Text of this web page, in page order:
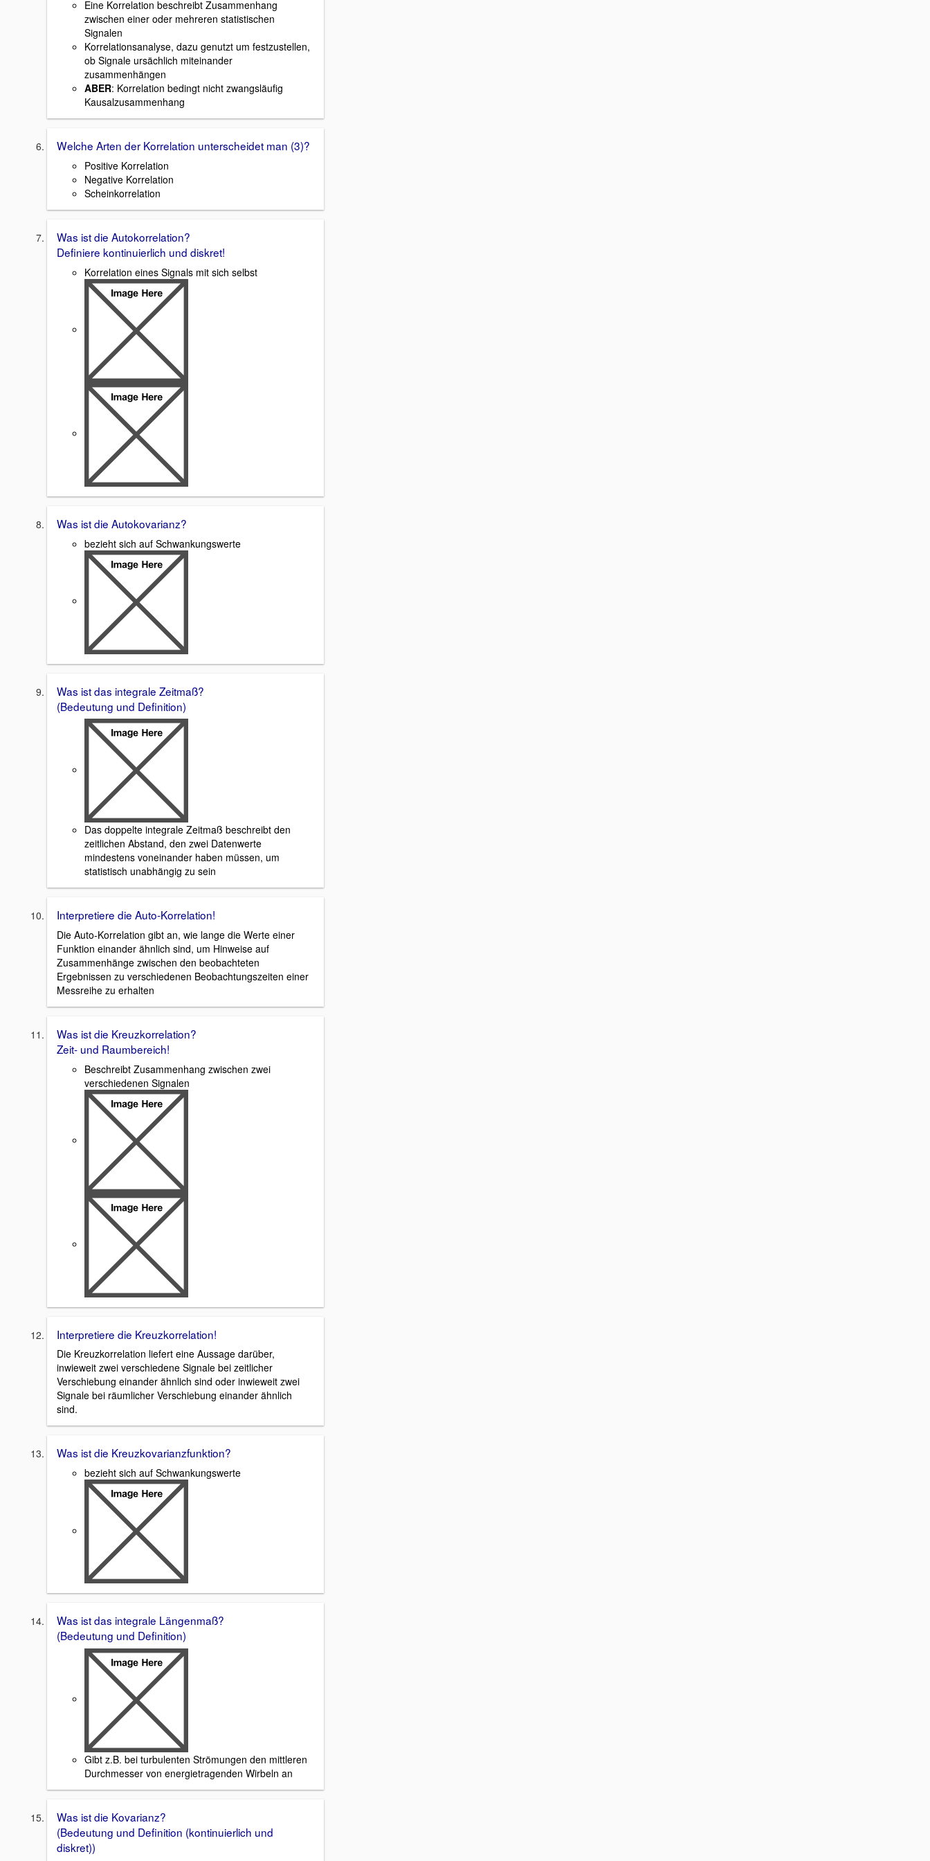
Eine Korrelation beschreibt Zusammenhang
zwischen einer oder mehreren statistischen
Signalen
Korrelationsanalyse, dazu genutzt um festzustellen,
ob Signale ursächlich miteinander
zusammenhängen
ABER: Korrelation bedingt nicht zwangsläufig
Kausalzusammenhang
Welche Arten der Korrelation unterscheidet man (3)?
Positive Korrelation
Negative Korrelation
Scheinkorrelation
Was ist die Autokorrelation?
Definiere kontinuierlich und diskret!
Korrelation eines Signals mit sich selbst
Was ist die Autokovarianz?
bezieht sich auf Schwankungswerte
Was ist das integrale Zeitmaß?
(Bedeutung und Definition)
Das doppelte integrale Zeitmaß beschreibt den
zeitlichen Abstand, den zwei Datenwerte
mindestens voneinander haben müssen, um
statistisch unabhängig zu sein
Interpretiere die Auto-Korrelation!
Die Auto-Korrelation gibt an, wie lange die Werte einer
Funktion einander ähnlich sind, um Hinweise auf
Zusammenhänge zwischen den beobachteten
Ergebnissen zu verschiedenen Beobachtungszeiten einer
Messreihe zu erhalten
Was ist die Kreuzkorrelation?
Zeit- und Raumbereich!
Beschreibt Zusammenhang zwischen zwei
verschiedenen Signalen
Interpretiere die Kreuzkorrelation!
Die Kreuzkorrelation liefert eine Aussage darüber,
inwieweit zwei verschiedene Signale bei zeitlicher
Verschiebung einander ähnlich sind oder inwieweit zwei
Signale bei räumlicher Verschiebung einander ähnlich
sind.
Was ist die Kreuzkovarianzfunktion?
bezieht sich auf Schwankungswerte
Was ist das integrale Längenmaß?
(Bedeutung und Definition)
Gibt z.B. bei turbulenten Strömungen den mittleren
Durchmesser von energietragenden Wirbeln an
Was ist die Kovarianz?
(Bedeutung und Definition (kontinuierlich und
diskret))